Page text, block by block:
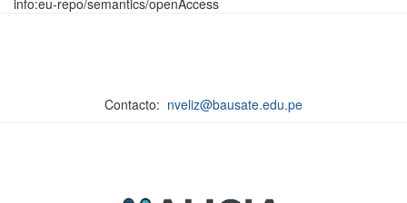
info:eu-repo/semantics/openAccess
Contacto: nveliz@bausate.edu.pe